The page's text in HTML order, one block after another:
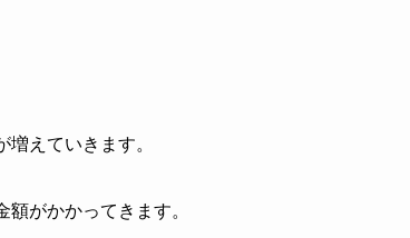
えていきます。
がかかってきます。